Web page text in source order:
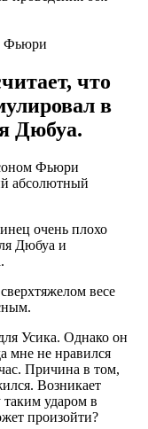
Фьюри
что
в
Дюбуа.
Фьюри
абсолютный
очень плохо
Дюбуа и
весе
Усика. Однако он
мне не нравился
Причина в том,
Возникает
ударом в
произойти?